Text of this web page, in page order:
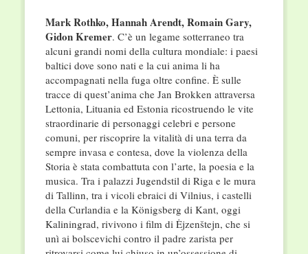
Mark Rothko, Hannah Arendt, Romain Gary,
Gidon Kremer. C’è un legame sotterraneo tra
alcuni grandi nomi della cultura mondiale: i paesi
baltici dove sono nati e la cui anima li ha
accompagnati nella fuga oltre confine. È sulle
tracce di quest’anima che Jan Brokken attraversa
Lettonia, Lituania ed Estonia ricostruendo le vite
straordinarie di personaggi celebri e persone
comuni, per riscoprire la vitalità di una terra da
sempre invasa e contesa, dove la violenza della
Storia è stata combattuta con l’arte, la poesia e la
musica. Tra i palazzi Jugendstil di Riga e le mura
di Tallinn, tra i vicoli ebraici di Vilnius, i castelli
della Curlandia e la Königsberg di Kant, oggi
Kaliningrad, rivivono i film di Ėjzenštejn, che si
unì ai bolscevichi contro il padre zarista per